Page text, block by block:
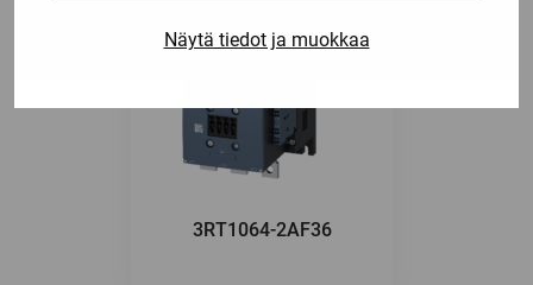
Näytä tiedot ja muokkaa
3RT1064-2AF36